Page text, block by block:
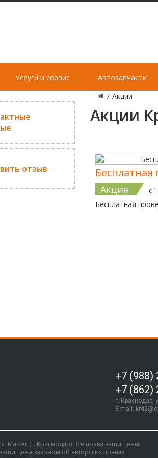
Услуги и сервис Автозапчасти
отзыв
/ Акции
Акции
Бесплатная
Акция с
Бесплатная
+7 (988)
+7 (862)
г. Краснодар,
E-mail:
Master (г. Краснодар) Все права защищены.
законом об авторских правах.